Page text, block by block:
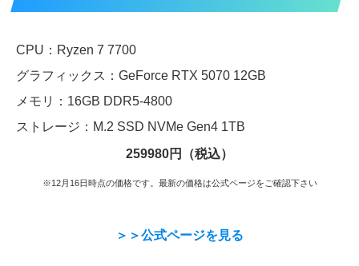
CPU：Ryzen 7 7700
グラフィックス：GeForce RTX 5070 12GB
メモリ：16GB DDR5-4800
ストレージ：M.2 SSD NVMe Gen4 1TB
259980円（税込）
※12月16日時点の価格です。最新の価格は公式ページをご確認下さい
＞＞公式ページを見る